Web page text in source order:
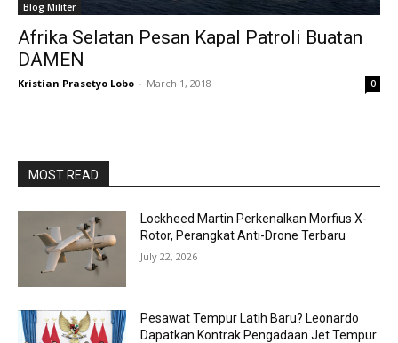
Blog Militer
Afrika Selatan Pesan Kapal Patroli Buatan
DAMEN
Kristian Prasetyo Lobo - March 1, 2018 0
MOST READ
Lockheed Martin Perkenalkan Morfius X-
Rotor, Perangkat Anti-Drone Terbaru
July 22, 2026
Pesawat Tempur Latih Baru? Leonardo
Dapatkan Kontrak Pengadaan Jet Tempur